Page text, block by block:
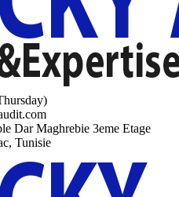
Dar Maghrebie 3eme Etage
Tunisie